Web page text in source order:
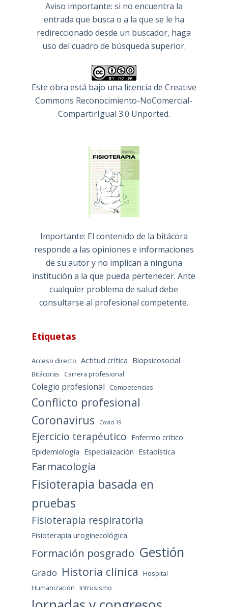
Aviso importante: si no encuentra la
entrada que busca o a la que se le ha
redireccionado desde un buscador, haga
uso del cuadro de búsqueda superior.
Este obra está bajo una licencia de Creative
Commons Reconocimiento-NoComercial-
CompartirIgual 3.0 Unported.
Importante: El contenido de la bitácora
responde a las opiniones e informaciones
de su autor y no implican a ninguna
institución a la que pueda pertenecer. Ante
cualquier problema de salud debe
consultarse al profesional competente.
Etiquetas
Acceso directo Actitud crítica Biopsicosocial
Bitácoras Carrera profesional
Colegio profesional Competencias
Conflicto profesional
Coronavirus
Covid-19
Ejercicio terapéutico Enfermo crítico
Epidemiología Especialización Estadística
Farmacología
Fisioterapia basada en
pruebas
Fisioterapia respiratoria
Fisioterapia uroginecológica
Formación posgrado Gestión
Grado Historia clínica
Hospital
Humanización Intrusismo